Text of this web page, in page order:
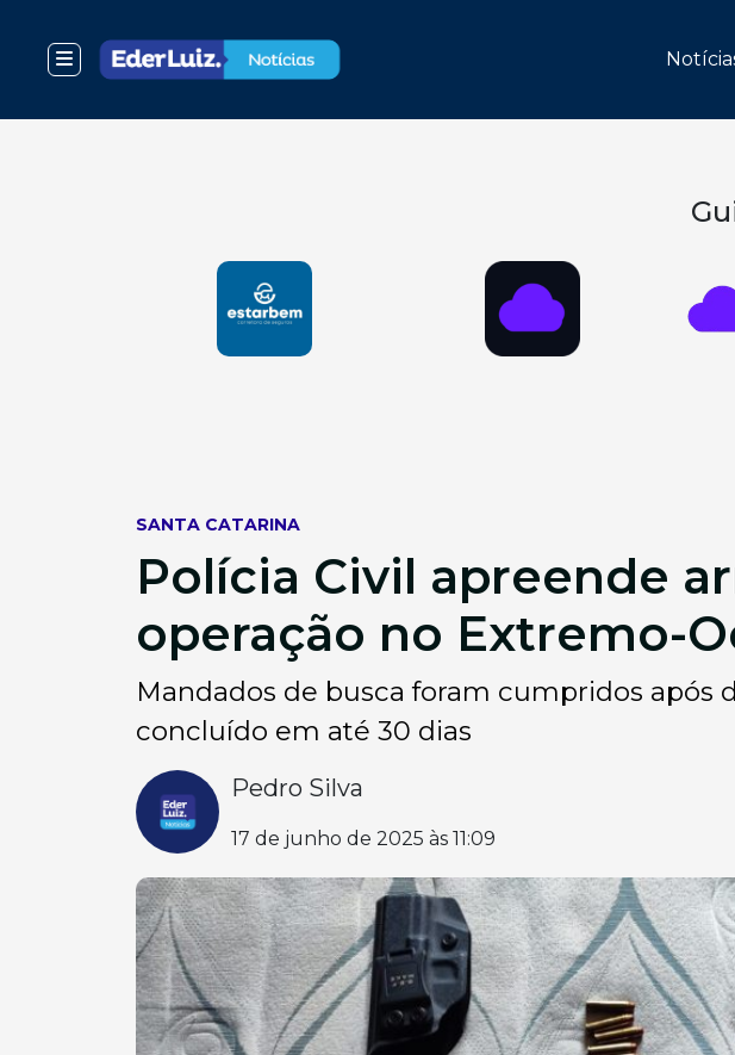
SANTA CATARINA
Polícia Civil apreende
operação no Extremo-
Mandados de busca foram cumpridos após
concluído em até 30 dias
Pedro Silva
17 de junho de 2025 às 11:09